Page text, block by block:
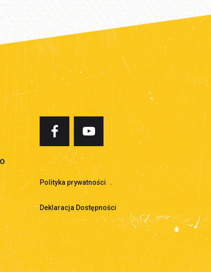
Polityka prywatności .
Deklaracja Dostępności